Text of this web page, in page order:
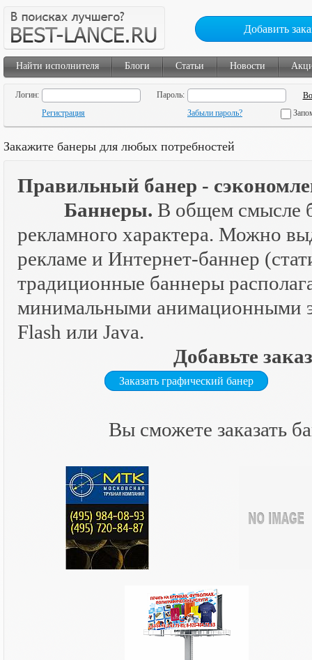
Добавить
Найти исполнителя Блоги Статьи Новости
Логин:
Пароль:
Регистрация
Забыли пароль?
Закажите банеры для любых потребностей
Правильный банер -
Баннеры. В общем смысле
рекламного характера. Можно
рекламе и Интернет-баннер
традиционные баннеры
минимальными анимационными
Flash или Java.
Добавьте
Заказать графический банер
Вы сможете заказать